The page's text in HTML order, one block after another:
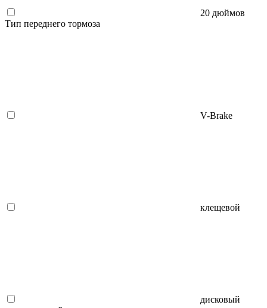
20 дюймов
Тип переднего тормоза
V-Brake
клещевой
дисковый